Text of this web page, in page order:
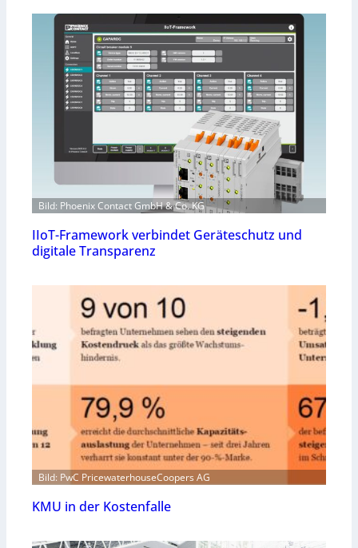
Bild: Phoenix Contact GmbH & Co. KG
IIoT-Framework verbindet Geräteschutz und
digitale Transparenz
Bild: PwC PricewaterhouseCoopers AG
KMU in der Kostenfalle